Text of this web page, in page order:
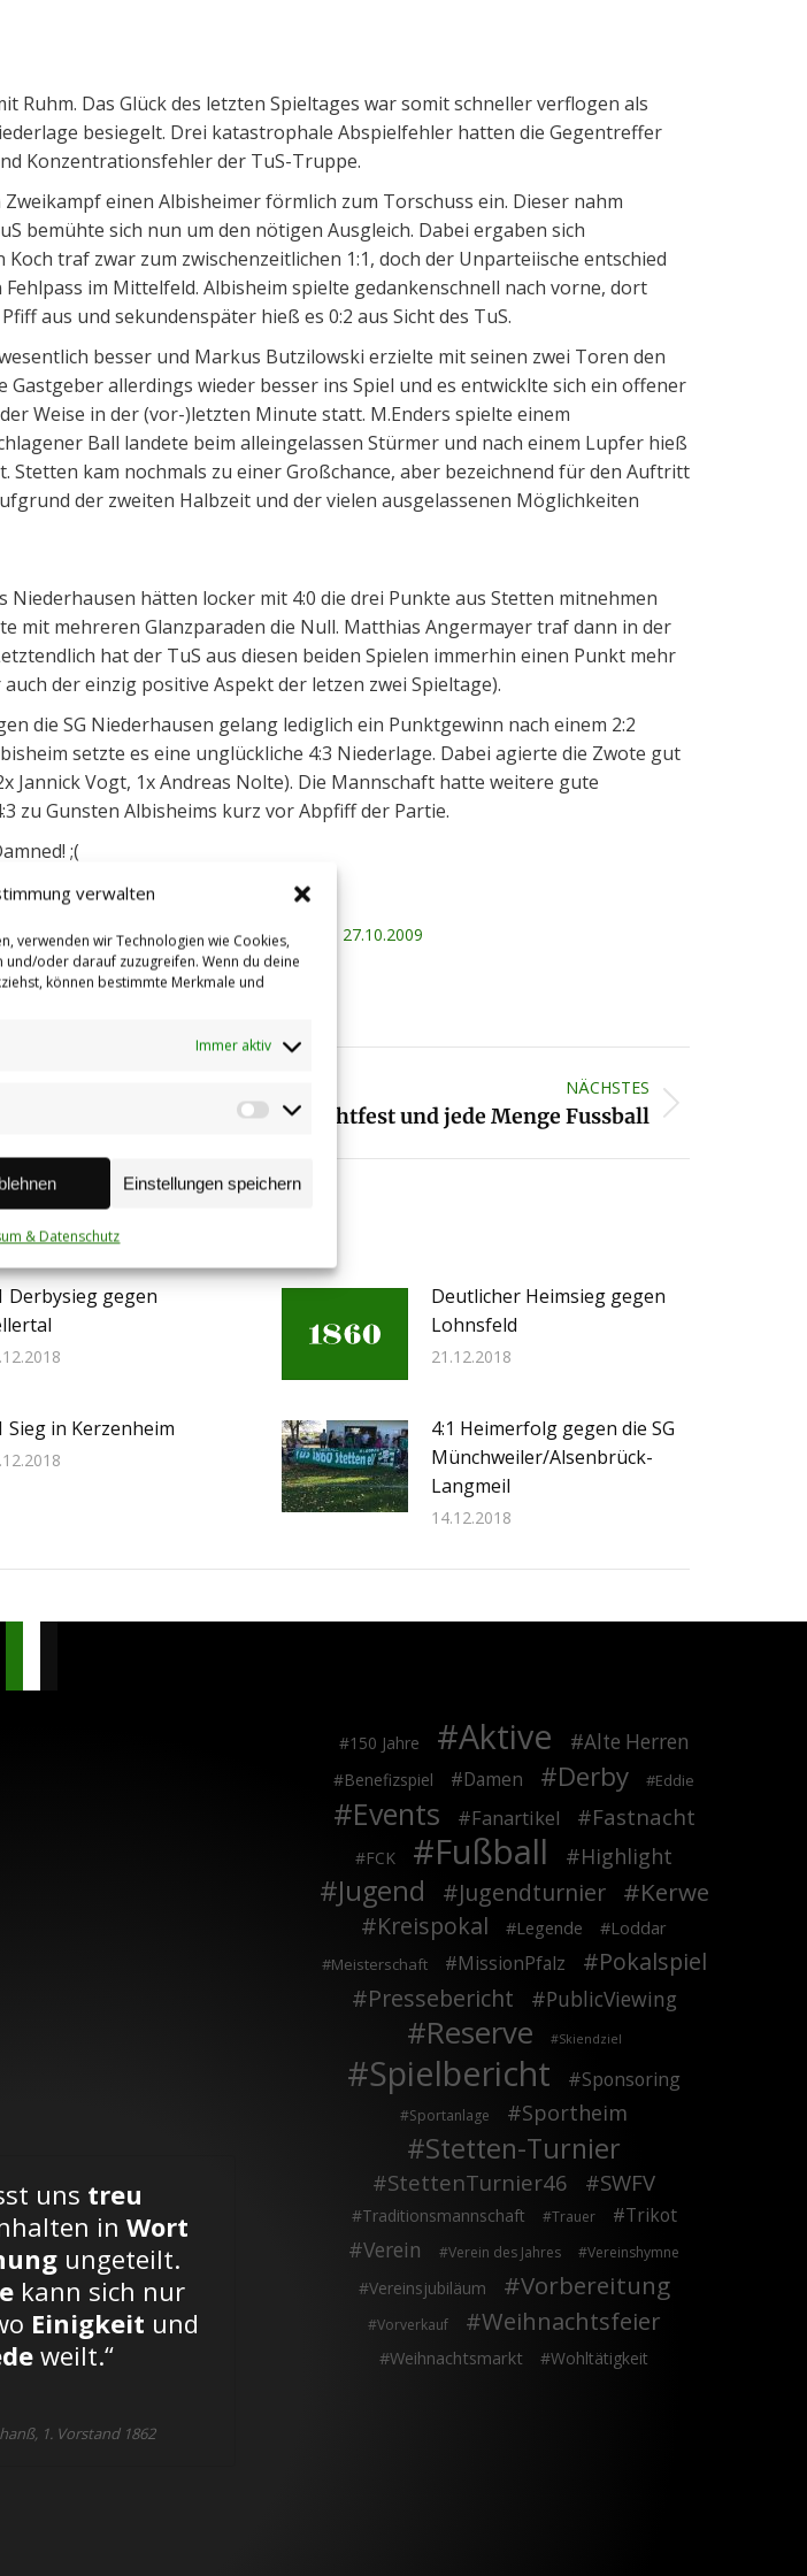
verwalten
verwenden wir Technologien wie Cookies,
oder darauf zuzugreifen. Wenn du deine
können bestimmte Merkmale und
Immer aktiv
Widgets
fussball.de
Einstellungen speichern
& Datenschutz
Ruhm. Das Glück des letzten Spieltages war somit schneller verflogen als
besiegelt. Drei katastrophale Abspielfehler hatten die Gegentreffer
Konzentrationsfehler der TuS-Truppe.
einen Albisheimer förmlich zum Torschuss ein. Dieser nahm
bemühte sich nun um den nötigen Ausgleich. Dabei ergaben sich
traf zwar zum zwischenzeitlichen 1:1, doch der Unparteiische entschied
im Mittelfeld. Albisheim spielte gedankenschnell nach vorne, dort
aus und sekundenspäter hieß es 0:2 aus Sicht des TuS.
besser und Markus Butzilowski erzielte mit seinen zwei Toren den
allerdings wieder besser ins Spiel und es entwicklte sich ein offener
Weise in der (vor-)letzten Minute statt. M.Enders spielte einem
Ball landete beim alleingelassen Stürmer und nach einem Lupfer hieß
Stetten kam nochmals zu einer Großchance, aber bezeichnend für den Auftritt
der zweiten Halbzeit und der vielen ausgelassenen Möglichkeiten
Niederhausen hätten locker mit 4:0 die drei Punkte aus Stetten mitnehmen
mit mehreren Glanzparaden die Null. Matthias Angermayer traf dann in der
hat der TuS aus diesen beiden Spielen immerhin einen Punkt mehr
der einzig positive Aspekt der letzen zwei Spieltage).
die SG Niederhausen gelang lediglich ein Punktgewinn nach einem 2:2
setzte es eine unglückliche 4:3 Niederlage. Dabei agierte die Zwote gut
Vogt, 1x Andreas Nolte). Die Mannschaft hatte weitere gute
zu Gunsten Albisheims kurz vor Abpfiff der Partie.
;(
Reserve Autor:Markus Hengstenberg
27.10.2009
Fußball Reserve Spielbericht
NÄCHSTES
Neuansetzung Schlachtfest und jede Menge Fussball
Derbysieg gegen
Deutlicher Heimsieg gegen
Lohnsfeld
21.12.2018
Sieg in Kerzenheim
4:1 Heimerfolg gegen die SG
Münchweiler/Alsenbrück-
Langmeil
14.12.2018
uns treu
in Wort
ungeteilt.
kann sich nur
Einigkeit und
weilt.“
1. Vorstand 1862
150 Jahre Aktive Alte Herren
Benefizspiel Damen Derby Eddie
Events Fanartikel Fastnacht
FCK Fußball Highlight
Jugend Jugendturnier Kerwe
Kreispokal Legende Loddar
Meisterschaft MissionPfalz
Pokalspiel
Pressebericht
PublicViewing
Reserve Skiendziel
Spielbericht Sponsoring
Sportanlage Sportheim
Stetten-Turnier
StettenTurnier46 SWFV
Traditionsmannschaft Trauer Trikot
Verein Verein des Jahres Vereinshymne
Vereinsjubiläum Vorbereitung
Vorverkauf Weihnachtsfeier
Weihnachtsmarkt Wohltätigkeit